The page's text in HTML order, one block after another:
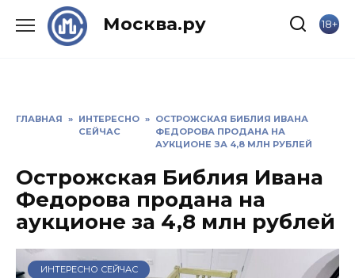
Москва.ру 18+
ГЛАВНАЯ » ИНТЕРЕСНО
СЕЙЧАС
» ОСТРОЖСКАЯ БИБЛИЯ ИВАНА
ФЕДОРОВА ПРОДАНА НА
АУКЦИОНЕ ЗА 4,8 МЛН РУБЛЕЙ
Острожская Библия Ивана
Федорова продана на
аукционе за 4,8 млн рублей
ИНТЕРЕСНО СЕЙЧАС